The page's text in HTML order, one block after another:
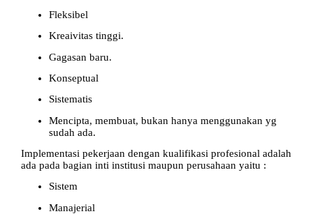
Fleksibel
Kreaivitas tinggi.
Gagasan baru.
Konseptual
Sistematis
Mencipta, membuat, bukan hanya menggunakan yg
sudah ada.
Implementasi pekerjaan dengan kualifikasi profesional adalah
ada pada bagian inti institusi maupun perusahaan yaitu :
Sistem
Manajerial